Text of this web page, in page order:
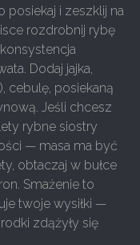
posiekaj i zeszklij na
rozdrobnij rybę
Dodaj jajka,
cebulę, posiekaną
Jeśli chcesz
rybne siostry
— masa ma być
obtaczaj w bułce
Smażenie to
twoje wysiłki —
zdążyły się